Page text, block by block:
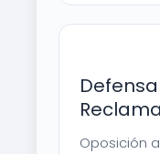
Oposición